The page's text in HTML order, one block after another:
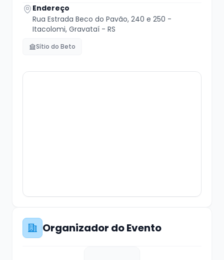
Endereço
Rua Estrada Beco do Pavão, 240 e 250 -
Itacolomi, Gravataí - RS
Sítio do Beto
Organizador do Evento